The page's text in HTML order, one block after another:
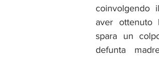
coinvolgendo
aver ottenuto
spara un
defunta